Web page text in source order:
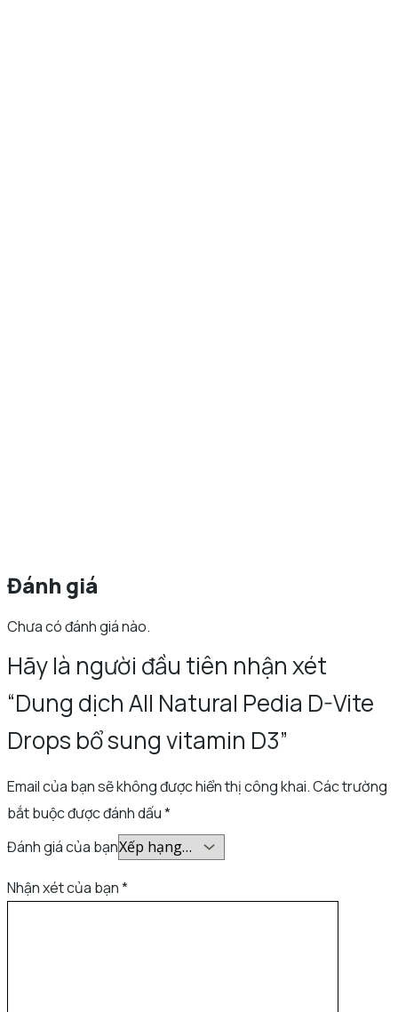
Đánh giá
Chưa có đánh giá nào.
Hãy là người đầu tiên nhận xét
“Dung dịch All Natural Pedia D-Vite
Drops bổ sung vitamin D3”
Email của bạn sẽ không được hiển thị công khai.Các trường
bắt buộc được đánh dấu*
Đánh giá của bạn
Nhận xét của bạn*